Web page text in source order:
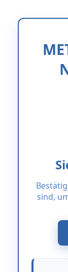
sind,